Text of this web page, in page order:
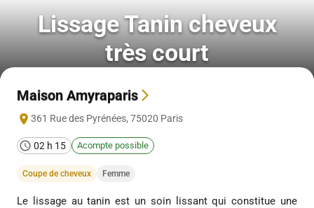
Lissage Tanin cheveux
très court
Maison Amyraparis
361 Rue des Pyrénées, 75020 Paris
02 h 15 Acompte possible
Coupe de cheveux Femme
Le lissage au tanin est un soin lissant qui constitue une